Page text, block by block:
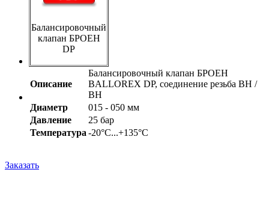
Балансировочный
клапан БРОЕН
DP
Описание
Балансировочный клапан БРОЕН
BALLOREX DP, соединение резьба ВН /
ВН
Диаметр
015 - 050 мм
Давление
25 бар
Температура -20°С...+135°С
Заказать